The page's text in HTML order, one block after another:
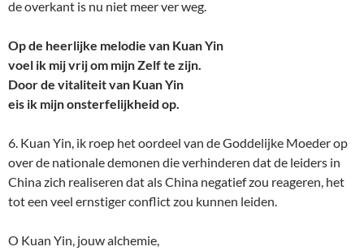
de overkant is nu niet meer ver weg.
Op de heerlijke melodie van Kuan Yin
voel ik mij vrij om mijn Zelf te zijn.
Door de vitaliteit van Kuan Yin
eis ik mijn onsterfelijkheid op.
6. Kuan Yin, ik roep het oordeel van de Goddelijke Moeder op
over de nationale demonen die verhinderen dat de leiders in
China zich realiseren dat als China negatief zou reageren, het
tot een veel ernstiger conflict zou kunnen leiden.
O Kuan Yin, jouw alchemie,